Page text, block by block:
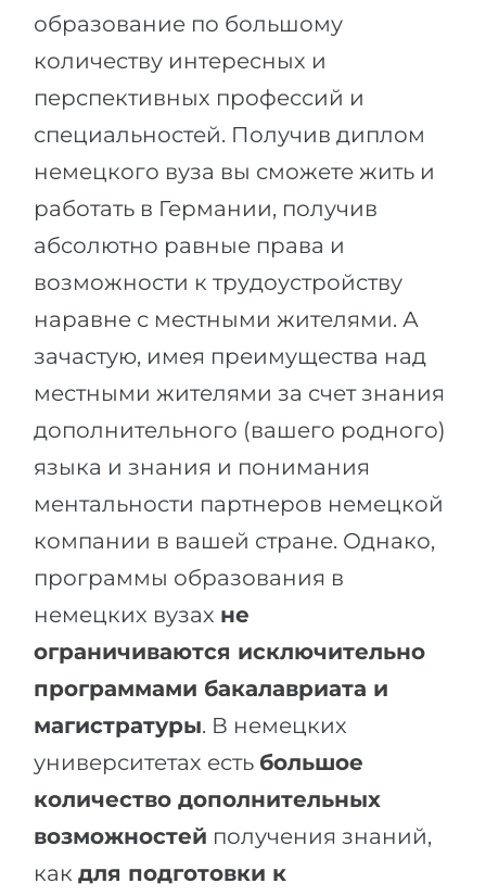
Профессии
Специальности
Примеры вакансий
КАРЬЕРНОЕ ОРИЕНТИРОВАНИЕ
Тест Голланда
Тест Карта Интересов
Тест RIASEC
Успехна
100%
Наши студенты успешно поступают
КОНСУЛЬТАЦИЯ!
ПОСТУПАЕМ НА...
Менеджмент
Другая специальность
ПОСТУПАЕМ ИЗ...
Россия
Украина
Казахстан
Азербайджан
Армения
Беларусь
Другая страна
образование по большому
количеству интересных и
перспективных профессий и
специальностей. Получив диплом
немецкого вуза вы сможете жить и
работать в Германии, получив
абсолютно равные права и
возможности к трудоустройству
наравне с местными жителями. А
зачастую, имея преимущества над
местными жителями за счет знания
дополнительного (вашего родного)
языка и знания и понимания
ментальности партнеров немецкой
компании в вашей стране. Однако,
программы образования в
немецких вузах не
ограничиваются исключительно
программами бакалавриата и
магистратуры. В немецких
университетах есть большое
количество дополнительных
возможностей получения знаний,
как для подготовки к